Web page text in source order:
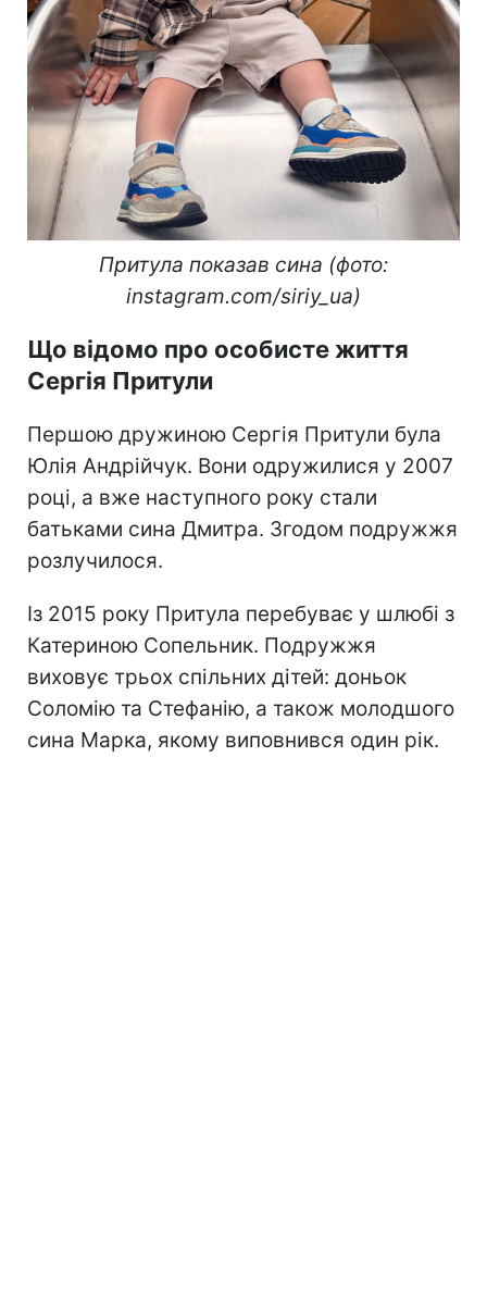
Притула показав сина (фото:
instagram.com/siriy_ua)
Що відомо про особисте життя
Сергія Притули
Першою дружиною Сергія Притули була
Юлія Андрійчук. Вони одружилися у 2007
році, а вже наступного року стали
батьками сина Дмитра. Згодом подружжя
розлучилося.
Із 2015 року Притула перебуває у шлюбі з
Катериною Сопельник. Подружжя
виховує трьох спільних дітей: доньок
Соломію та Стефанію, а також молодшого
сина Марка, якому виповнився один рік.